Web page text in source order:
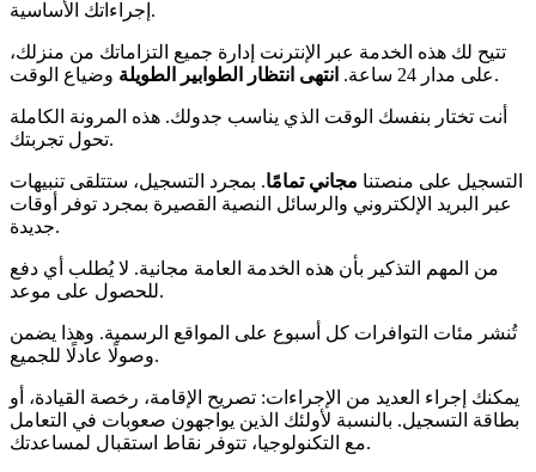
إجراءاتك الأساسية.
تتيح لك هذه الخدمة عبر الإنترنت إدارة جميع التزاماتك من منزلك،
على مدار 24 ساعة.
انتهى انتظار الطوابير الطويلة وضياع الوقت.
أنت تختار بنفسك الوقت الذي يناسب جدولك. هذه المرونة الكاملة
تحول تجربتك.
التسجيل على منصتنا مجاني تمامًا. بمجرد التسجيل، ستتلقى تنبيهات
عبر البريد الإلكتروني والرسائل النصية القصيرة بمجرد توفر أوقات
جديدة.
من المهم التذكير بأن هذه الخدمة العامة مجانية. لا يُطلب أي دفع
للحصول على موعد.
تُنشر مئات التوافرات كل أسبوع على المواقع الرسمية. وهذا يضمن
وصولًا عادلًا للجميع.
يمكنك إجراء العديد من الإجراءات: تصريح الإقامة، رخصة القيادة، أو
بطاقة التسجيل. بالنسبة لأولئك الذين يواجهون صعوبات في التعامل
مع التكنولوجيا، تتوفر نقاط استقبال لمساعدتك.